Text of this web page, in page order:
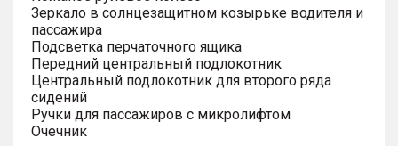
Зеркало в солнцезащитном козырьке водителя и
пассажира
Подсветка перчаточного ящика
Передний центральный подлокотник
Центральный подлокотник для второго ряда
сидений
Ручки для пассажиров с микролифтом
Очечник